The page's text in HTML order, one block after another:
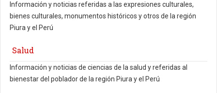
Información y noticias referidas a las expresiones culturales,
bienes culturales, monumentos históricos y otros de la región
Piura y el Perú
Salud
Información y noticias de ciencias de la salud y referidas al
bienestar del poblador de la región Piura y el Perú